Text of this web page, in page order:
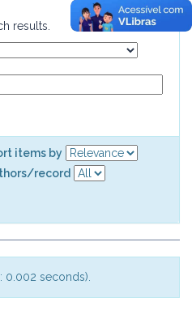
results.
items by
record
0.002 seconds).